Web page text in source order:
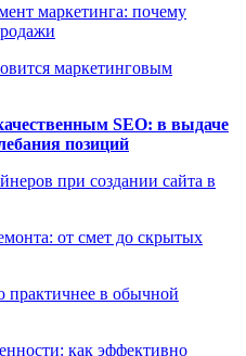
маркетинга: почему
маркетинговым
SEO: в выдаче
позиций
при создании сайта в
от смет до скрытых
практичнее в обычной
как эффективно